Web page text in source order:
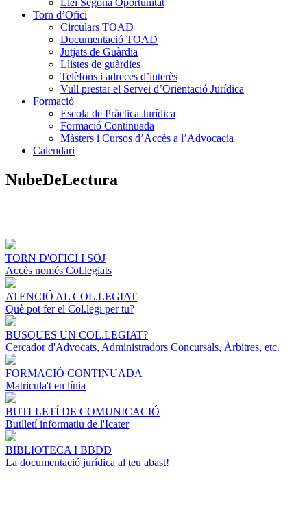
Torn d’Ofici
Circulars TOAD
Documentació TOAD
Jutjats de Guàrdia
Llistes de guàrdies
Telèfons i adreces d’interès
Vull prestar el Servei d’Orientació Jurídica
Formació
Escola de Pràctica Jurídica
Formació Continuada
Màsters i Cursos d’Accés a l’Advocacia
Calendari
NubeDeLectura
TORN D'OFICI I SOJ
Accès només Col.legiats
ATENCIÓ AL COL.LEGIAT
Què pot fer el Col.legi per tu?
BUSQUES UN COL.LEGIAT?
Cercador d'Advocats, Administradors Concursals, Àrbitres, etc.
FORMACIÓ CONTINUADA
Matricula't en línia
BUTLLETÍ DE COMUNICACIÓ
Butlletí informatiu de l'Icater
BIBLIOTECA I BBDD
La documentació jurídica al teu abast!